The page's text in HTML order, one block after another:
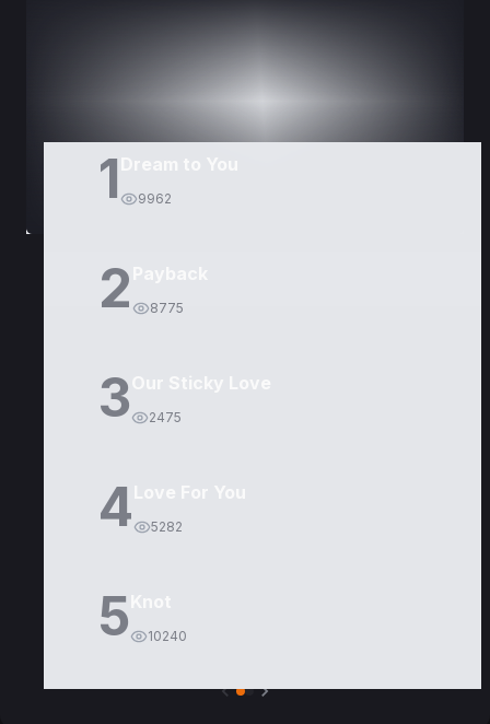
1 9962
2 8775
3 2475
4 5282
5 10240